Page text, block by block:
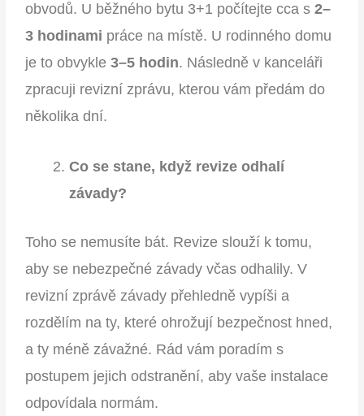
obvodů. U běžného bytu 3+1 počítejte cca s2–
3 hodinami práce na místě. U rodinného domu
je to obvykle3–5 hodin. Následně v kanceláři
zpracuji revizní zprávu, kterou vám předám do
několika dní.
Co se stane, když revize odhalí
závady?
Toho se nemusíte bát. Revize slouží k tomu,
aby se nebezpečné závady včas odhalily. V
revizní zprávě závady přehledně vypíši a
rozdělím na ty, které ohrožují bezpečnost hned,
a ty méně závažné. Rád vám poradím s
postupem jejich odstranění, aby vaše instalace
odpovídala normám.